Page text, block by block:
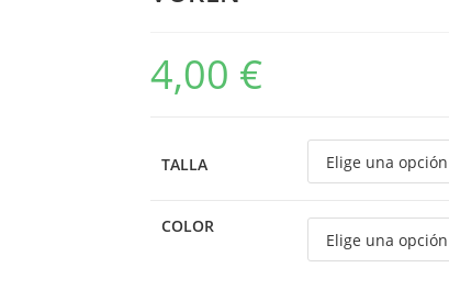
4,00 €
TALLA
COLOR